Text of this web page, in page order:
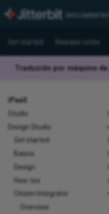
Get started Release notes
Traduzido por máquina da
iPaaS
Studio
Design Studio
Get started
Basics
Design
How-tos
Citizen Integrator
Overview